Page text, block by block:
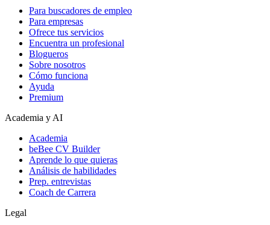
Para buscadores de empleo
Para empresas
Ofrece tus servicios
Encuentra un profesional
Blogueros
Sobre nosotros
Cómo funciona
Ayuda
Premium
Academia y AI
Academia
beBee CV Builder
Aprende lo que quieras
Análisis de habilidades
Prep. entrevistas
Coach de Carrera
Legal